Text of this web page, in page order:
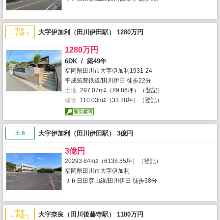
中古
一戸建て
大字伊加利（田川伊田駅） 1280万円
1280万円
6DK / 築49年
福岡県田川市大字伊加利1931-24
平成筑豊鉄道/田川伊田 徒歩22分
土地 297.07m2
（89.86坪）（登記）
建物
110.03m2 （33.28坪）（登記）
土地 大字伊加利（田川伊田駅） 3億円
3億円
20293.84m2
（6138.85坪）（登記）
福岡県田川市大字伊加利
ＪＲ日田彦山線/田川伊田 徒歩38分
中古
一戸建て
大字奈良（田川後藤寺駅） 1180万円